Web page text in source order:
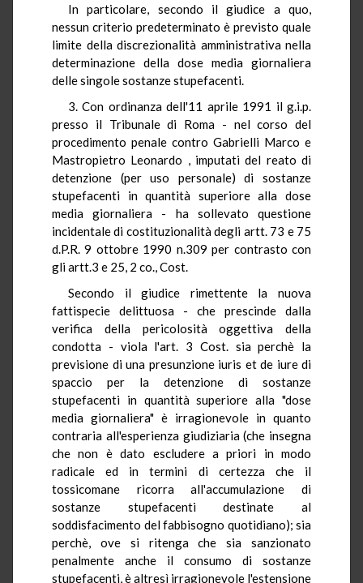
In particolare, secondo il giudice a quo,
nessun criterio predeterminato è previsto quale
limite della discrezionalità amministrativa nella
determinazione della dose media giornaliera
delle singole sostanze stupefacenti.
3. Con ordinanza dell'11 aprile 1991 il g.i.p.
presso il Tribunale di Roma - nel corso del
procedimento penale contro Gabrielli Marco e
Mastropietro Leonardo , imputati del reato di
detenzione (per uso personale) di sostanze
stupefacenti in quantità superiore alla dose
media giornaliera - ha sollevato questione
incidentale di costituzionalità degli artt. 73 e 75
d.P.R. 9 ottobre 1990 n.309 per contrasto con
gli artt.3 e 25, 2 co., Cost.
Secondo il giudice rimettente la nuova
fattispecie delittuosa - che prescinde dalla
verifica della pericolosità oggettiva della
condotta - viola l'art. 3 Cost. sia perchè la
previsione di una presunzione iuris et de iure di
spaccio per la detenzione di sostanze
stupefacenti in quantità superiore alla "dose
media giornaliera" è irragionevole in quanto
contraria all'esperienza giudiziaria (che insegna
che non è dato escludere a priori in modo
radicale ed in termini di certezza che il
tossicomane ricorra all'accumulazione di
sostanze stupefacenti destinate al
soddisfacimento del fabbisogno quotidiano); sia
perchè, ove si ritenga che sia sanzionato
penalmente anche il consumo di sostanze
stupefacenti, è altresì irragionevole l'estensione